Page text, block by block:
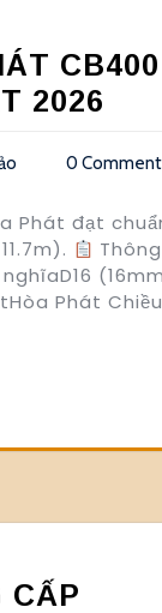
2026
0
Phát đạt
Phát
CẤP